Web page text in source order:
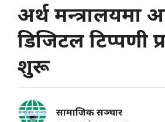
अर्थ
डिजिटल टिप्पणी
शुरू
सामाजिक सञ्चार